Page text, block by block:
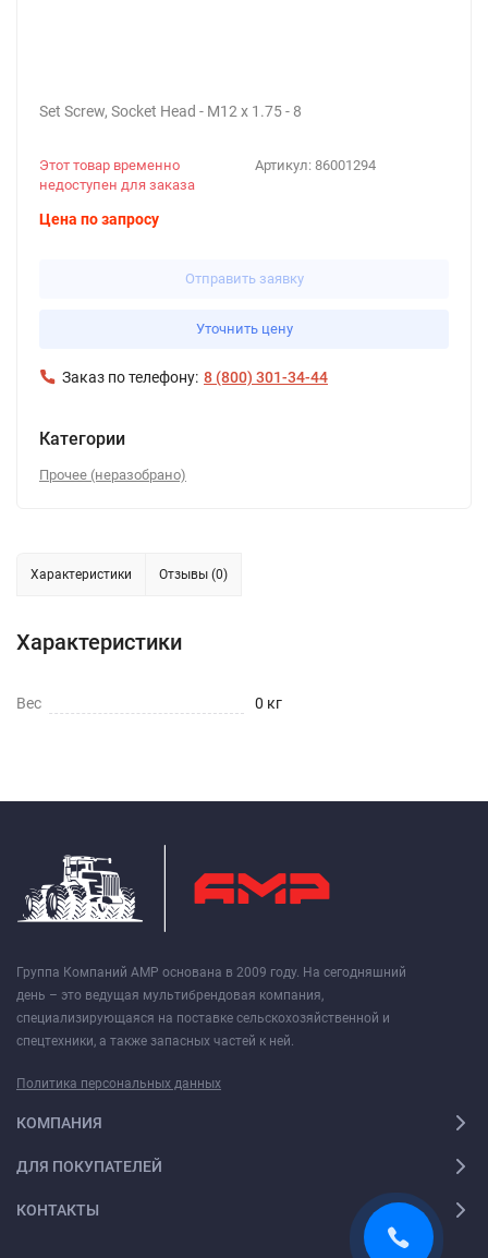
Set Screw, Socket Head - M12 x 1.75 - 8
Артикул: 86001294
Этот товар временно
недоступен для заказа
Цена по запросу
Отправить заявку
Уточнить цену
Заказ по телефону: 8 (800) 301-34-44
Категории
Прочее (неразобрано)
Характеристики Отзывы (0)
Характеристики
Вес 0 кг
Группа Компаний АМР основана в 2009 году. На сегодняшний
день – это ведущая мультибрендовая компания,
специализирующаяся на поставке сельскохозяйственной и
спецтехники, а также запасных частей к ней.
Политика персональных данных
КОМПАНИЯ
ДЛЯ ПОКУПАТЕЛЕЙ
КОНТАКТЫ